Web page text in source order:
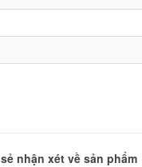
nhận xét về sản phẩm